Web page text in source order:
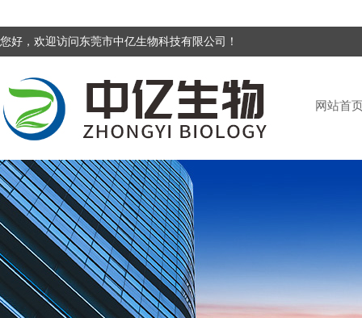
您好，欢迎访问东莞市中亿生物科技有限公司！
网站首